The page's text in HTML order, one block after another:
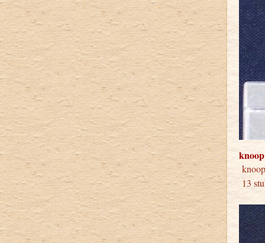
13